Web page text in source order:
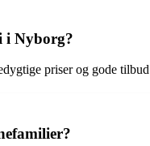
i Nyborg?
priser og gode